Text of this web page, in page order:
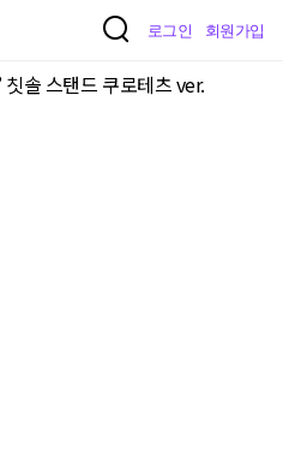
로그인 회원가입